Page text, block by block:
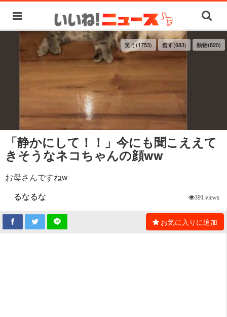
笑う(1753) 癒す(683) 動物(820)
「静かにして！！」今にも聞こええて
きそうなネコちゃんの顔ww
お母さんですねw
るなるな
391 views
お気に入りに追加